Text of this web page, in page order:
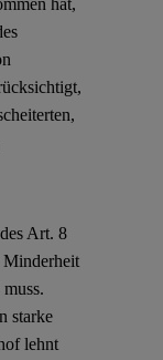
hat,
Art. 8
starke
lehnt